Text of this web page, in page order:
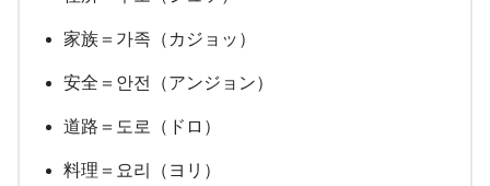
家族＝가족（カジョッ）
安全＝안전（アンジョン）
道路＝도로（ドロ）
料理＝요리（ヨリ）